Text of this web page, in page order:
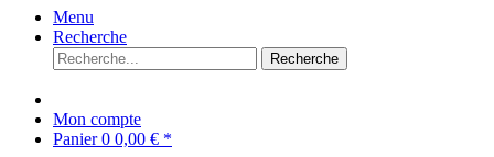
Menu
Recherche
Recherche
Mon compte
Panier0 0,00 € *